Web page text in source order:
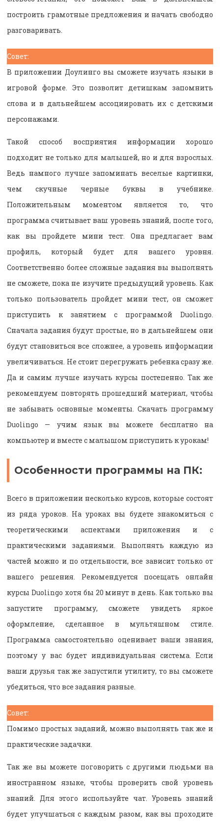
построить грамотные предложения и начать свободно
разговаривать.
Совет:
В приложении Доулинго вы сможете изучать языки в
игровой форме. Это позволит детишкам запомнить
слова и в дальнейшем ассоциировать их с детскими
персонажами.
Такой способ восприятия информации хорошо
подходит не только для малышей, но и для взрослых.
Ведь намного лучше запоминать веселые картинки,
чем скучные черные буквы в учебнике.
Положительным моментом является то, что
программа считывает ваш уровень знаний, после того,
как вы пройдете мини тест. Она предлагает вам
профиль, который будет для вашего уровня.
Соответственно более сложные задания вы выполнять
не сможете, пока не изучите предыдущий уровень. Как
только пользователь пройдет мини тест, он сможет
приступить к занятием с программой Duolingo.
Сначала задания будут простые, но в дальнейшем они
будут становиться все сложнее, а уровень информации
увеличиваться. Не стоит перегружать ребенка сразу же.
Да и самим лучше изучать курсы постепенно. Так же
рекомендуем повторять прошедший материал, чтобы
не забывать основные моменты. Скачать программу
Duolingo — учим язык вы можете бесплатно на
компьютер и вместе с малышом приступить к урокам!
Особенности программы на ПК:
Всего в приложении несколько курсов, которые состоят
из ряда уроков. На уроках вы будете знакомиться с
теоретическими аспектами приложения и с
практическими заданиями. Выполнять каждую из
частей можно и по отдельности, все зависит только от
вашего решения. Рекомендуется посещать онлайн
курсы Duolingo хотя бы 20 минут в день. Как только вы
запустите программу, сможете увидеть яркое
оформление, сделанное в мультяшном стиле.
Программа самостоятельно оценивает ваши знания,
поэтому у вас будет индивидуальная система. Если
ваши друзья так же запустили утилиту, то вы сможете
убедиться, что все задания разные.
Совет:
Помимо простых заданий, можно выполнять так же и
практические задачки.
Так же вы можете поговорить с другими людьми на
иностранном языке, чтобы проверить свой уровень
знаний. Для этого используйте чат. Уровень знаний
будет улучшаться с каждым разом, как вы проходите